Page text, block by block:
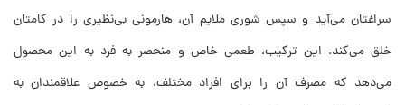
سراغتان می‌آید و سپس شوری ملایم آن، هارمونی بی‌نظیری را در کامتان
خلق می‌کند. این ترکیب، طعمی خاص و منحصر به فرد به این محصول
می‌دهد که مصرف آن را برای افراد مختلف، به خصوص علاقمندان به